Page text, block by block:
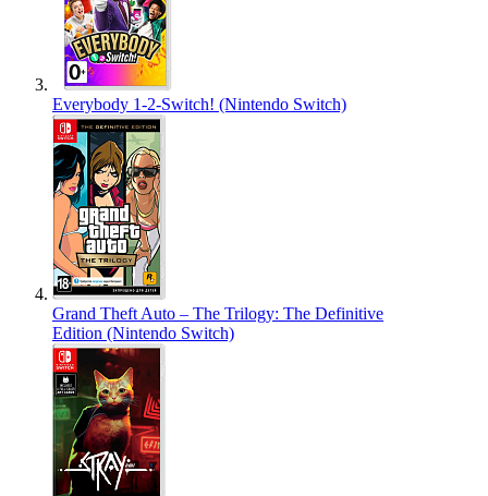
Everybody 1-2-Switch! (Nintendo Switch)
Grand Theft Auto – The Trilogy: The Definitive
Edition (Nintendo Switch)